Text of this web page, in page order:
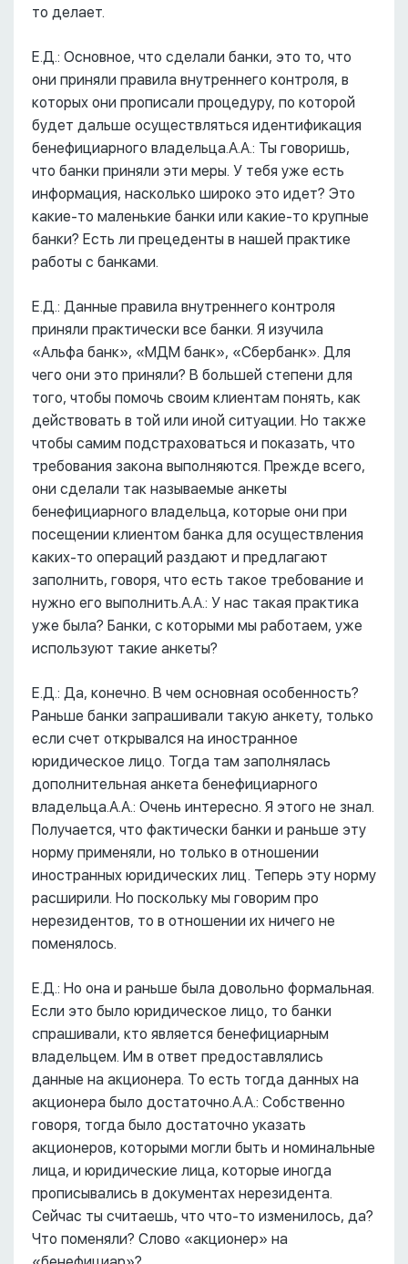
то делает.
Е.Д.: Основное, что сделали банки, это то, что
они приняли правила внутреннего контроля, в
которых они прописали процедуру, по которой
будет дальше осуществляться идентификация
бенефициарного владельца.А.А.: Ты говоришь,
что банки приняли эти меры. У тебя уже есть
информация, насколько широко это идет? Это
какие-то маленькие банки или какие-то крупные
банки? Есть ли прецеденты в нашей практике
работы с банками.
Е.Д.: Данные правила внутреннего контроля
приняли практически все банки. Я изучила
«Альфа банк», «МДМ банк», «Сбербанк». Для
чего они это приняли? В большей степени для
того, чтобы помочь своим клиентам понять, как
действовать в той или иной ситуации. Но также
чтобы самим подстраховаться и показать, что
требования закона выполняются. Прежде всего,
они сделали так называемые анкеты
бенефициарного владельца, которые они при
посещении клиентом банка для осуществления
каких-то операций раздают и предлагают
заполнить, говоря, что есть такое требование и
нужно его выполнить.А.А.: У нас такая практика
уже была? Банки, с которыми мы работаем, уже
используют такие анкеты?
Е.Д.: Да, конечно. В чем основная особенность?
Раньше банки запрашивали такую анкету, только
если счет открывался на иностранное
юридическое лицо. Тогда там заполнялась
дополнительная анкета бенефициарного
владельца.А.А.: Очень интересно. Я этого не знал.
Получается, что фактически банки и раньше эту
норму применяли, но только в отношении
иностранных юридических лиц. Теперь эту норму
расширили. Но поскольку мы говорим про
нерезидентов, то в отношении их ничего не
поменялось.
Е.Д.: Но она и раньше была довольно формальная.
Если это было юридическое лицо, то банки
спрашивали, кто является бенефициарным
владельцем. Им в ответ предоставлялись
данные на акционера. То есть тогда данных на
акционера было достаточно.А.А.: Собственно
говоря, тогда было достаточно указать
акционеров, которыми могли быть и номинальные
лица, и юридические лица, которые иногда
прописывались в документах нерезидента.
Сейчас ты считаешь, что что-то изменилось, да?
Что поменяли? Слово «акционер» на